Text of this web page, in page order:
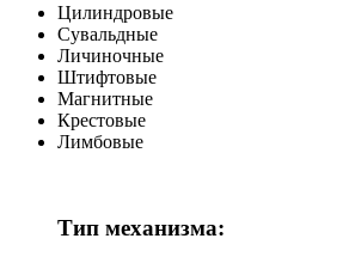
Цилиндровые
Сувальдные
Личиночные
Штифтовые
Магнитные
Крестовые
Лимбовые
Тип механизма: